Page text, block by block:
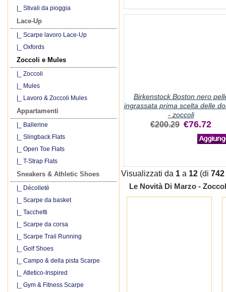
|_ Stivali da pioggia
Lace-Up
|_ Scarpe lavoro Lace-Up
|_ Oxfords
Zoccoli e Mules
|_ Zoccoli
|_ Mules
|_ Lavoro & Zoccoli Mules
Appartamenti
|_ Ballerine
|_ Slingback Flats
|_ Open Toe Flats
|_ T-Strap Flats
Sneakers & Athletic Shoes
|_ Décolleté
|_ Scarpe da basket
|_ Tacchetti
|_ Scarpe da corsa
|_ Scarpe Trail Running
|_ Golf Shoes
|_ Campo & della pista Scarpe
|_ Atletico-Inspired
|_ Gym & Fitness Scarpe
Birkenstock Boston nero
ingrassata prima scelta delle
- zoccoli
€200.29 €76.72
Visualizzati da 1a 12(di 742
Le Novità Di Marzo -